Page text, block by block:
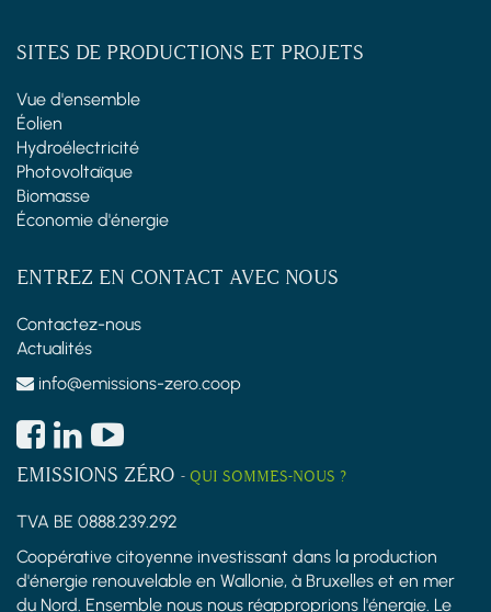
SITES DE PRODUCTIONS ET PROJETS
Vue d'ensemble
Éolien
Hydroélectricité
Photovoltaïque
Biomasse
Économie d'énergie
ENTREZ EN CONTACT AVEC NOUS
Contactez-nous
Actualités
info@emissions-zero.coop
EMISSIONS ZÉRO - QUI SOMMES-NOUS ?
TVA BE 0888.239.292
Coopérative citoyenne investissant dans la production
d'énergie renouvelable en Wallonie, à Bruxelles et en mer
du Nord. Ensemble nous nous réapproprions l'énergie. Le